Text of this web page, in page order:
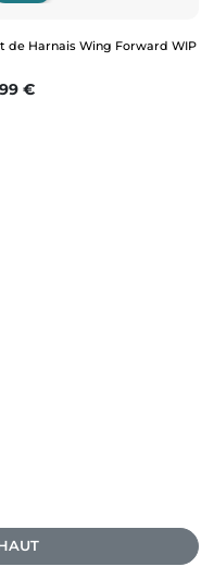
de Harnais Wing Forward WIP
€